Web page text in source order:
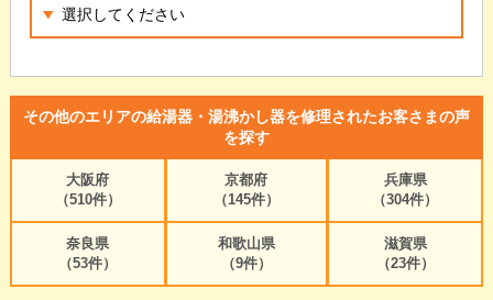
その他のエリアの給湯器・湯沸かし器を修理されたお客さまの声
を探す
大阪府
（510件）
京都府
（145件）
兵庫県
（304件）
奈良県
（53件）
和歌山県
（9件）
滋賀県
（23件）